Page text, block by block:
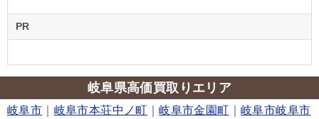
PR
岐阜県高価買取りエリア
岐阜市 岐阜市本荘中ノ町 ｜岐阜市金園町 ｜岐阜市岐阜市